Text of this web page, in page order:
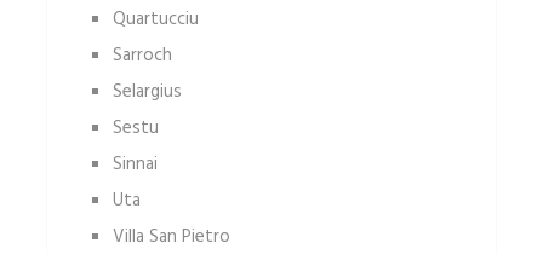
Quartucciu
Sarroch
Selargius
Sestu
Sinnai
Uta
Villa San Pietro